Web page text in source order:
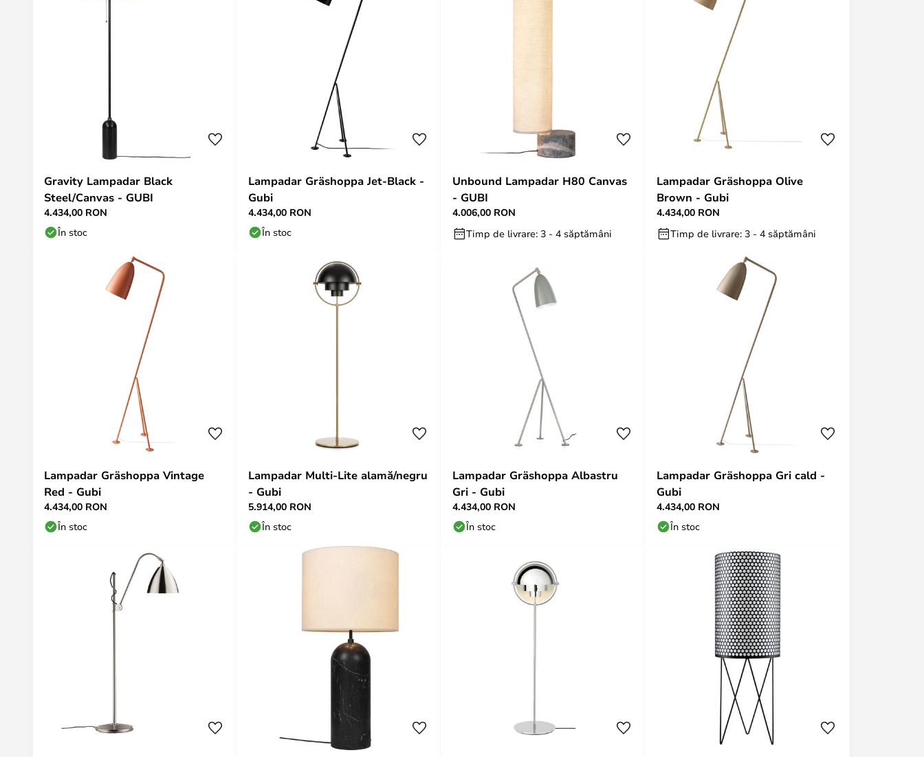
Gravity Lampadar Black
Steel/Canvas - GUBI
4.434,00 RON
În stoc
Lampadar Gräshoppa Jet-Black -
Gubi
4.434,00 RON
În stoc
Unbound Lampadar H80 Canvas
- GUBI
4.006,00 RON
Timp de livrare: 3 - 4 săptămâni
Lampadar Gräshoppa Olive
Brown - Gubi
4.434,00 RON
Timp de livrare: 3 - 4 săptămâni
Lampadar Gräshoppa Vintage
Red - Gubi
4.434,00 RON
În stoc
Lampadar Multi-Lite alamă/negru
- Gubi
5.914,00 RON
În stoc
Lampadar Gräshoppa Albastru
Gri - Gubi
4.434,00 RON
În stoc
Lampadar Gräshoppa Gri cald -
Gubi
4.434,00 RON
În stoc